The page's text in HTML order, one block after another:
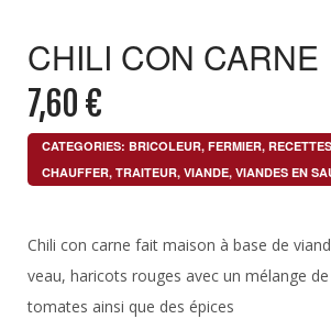
CHILI CON CARNE
7,60 €
CATEGORIES: BRICOLEUR, FERMIER, RECETTES
CHAUFFER, TRAITEUR, VIANDE, VIANDES EN
Chili con carne fait maison à base de
veau, haricots rouges avec un mélange
tomates ainsi que des épices